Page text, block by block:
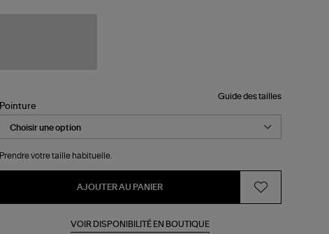
Guide des tailles
Pointure
Prendre votre taille habituelle.
AJOUTER AU PANIER
VOIR DISPONIBILITÉ EN BOUTIQUE